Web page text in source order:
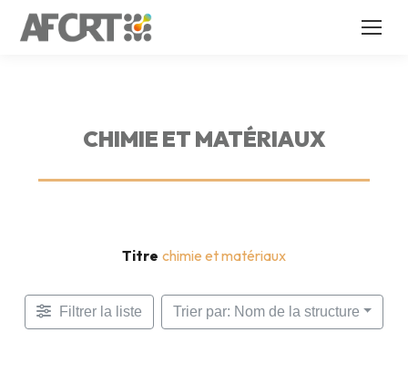
CHIMIE ET MATÉRIAUX
Titre chimie et matériaux
Filtrer la liste Trier par: Nom de la structure